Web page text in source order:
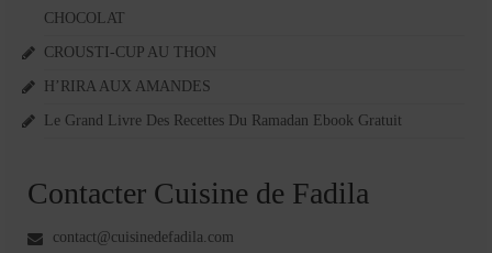
CHOCOLAT
CROUSTI-CUP AU THON
H’RIRA AUX AMANDES
Le Grand Livre Des Recettes Du Ramadan Ebook Gratuit
Contacter Cuisine de Fadila
contact@cuisinedefadila.com